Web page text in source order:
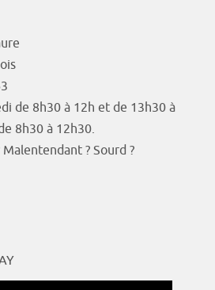
de 8h30 à 12h et de 13h30 à
8h30 à 12h30.
? Sourd ?